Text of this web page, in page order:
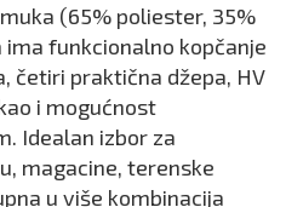
(65% poliester, 35%
funkcionalno kopčanje
četiri praktična džepa, HV
i mogućnost
Idealan izbor za
magacine, terenske
u više kombinacija